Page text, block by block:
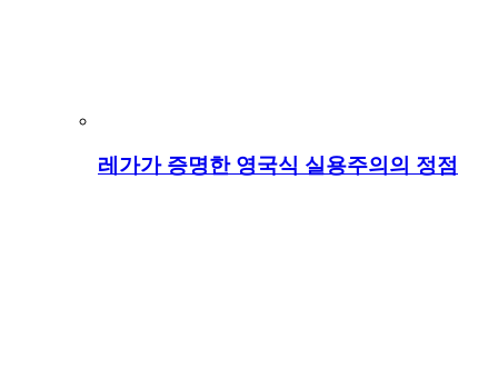
레가가 증명한 영국식 실용주의의 정점